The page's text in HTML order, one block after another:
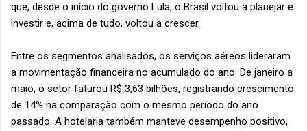
que, desde o início do governo Lula, o Brasil voltou a planejar e
investir e, acima de tudo, voltou a crescer.
Entre os segmentos analisados, os serviços aéreos lideraram
a movimentação financeira no acumulado do ano. De janeiro a
maio, o setor faturou R$ 3,63 bilhões, registrando crescimento
de 14% na comparação com o mesmo período do ano
passado. A hotelaria também manteve desempenho positivo,